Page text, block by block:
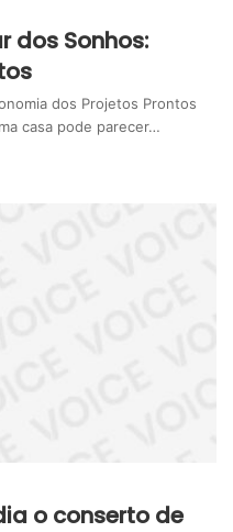
dos Sonhos:
dos Projetos Prontos
casa pode parecer…
o conserto de